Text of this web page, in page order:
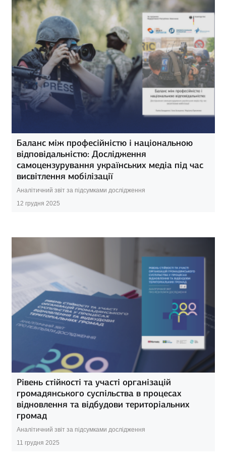
Баланс між професійністю і національною
відповідальністю: Дослідження
самоцензурування українських медіа під час
висвітлення мобілізації
Аналітичний звіт за підсумками дослідження
12 грудня 2025
Рівень стійкості та участі організацій
громадянського суспільства в процесах
відновлення та відбудови територіальних
громад
Аналітичний звіт за підсумками дослідження
11 грудня 2025